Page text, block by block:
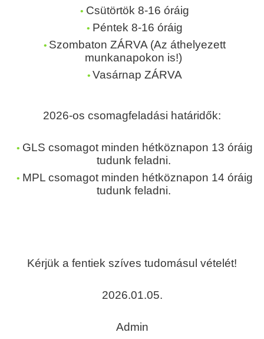
Csütörtök 8-16 óráig
Péntek 8-16 óráig
Szombaton ZÁRVA (Az áthelyezett
munkanapokon is!)
Vasárnap ZÁRVA
2026-os csomagfeladási határidők:
GLS csomagot minden hétköznapon 13 óráig
tudunk feladni.
MPL csomagot minden hétköznapon 14 óráig
tudunk feladni.
Kérjük a fentiek szíves tudomásul vételét!
2026.01.05.
Admin